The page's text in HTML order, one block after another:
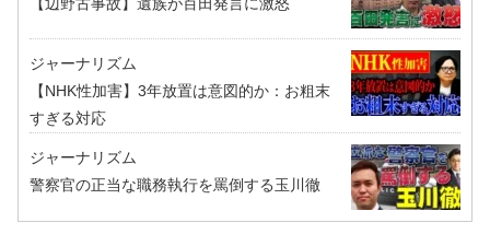
ジャーナリズム
【NHK性加害】3年放置は意図的か：お粗末
すぎる対応
ジャーナリズム
警察官の正当な職務執行を罵倒する玉川徹